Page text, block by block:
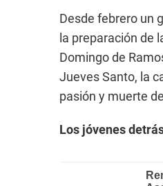
Desde febrero un
la preparación de
Domingo de
Jueves Santo, la
pasión y muerte
Los jóvenes